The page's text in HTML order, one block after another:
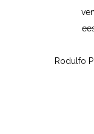
Rodulfo